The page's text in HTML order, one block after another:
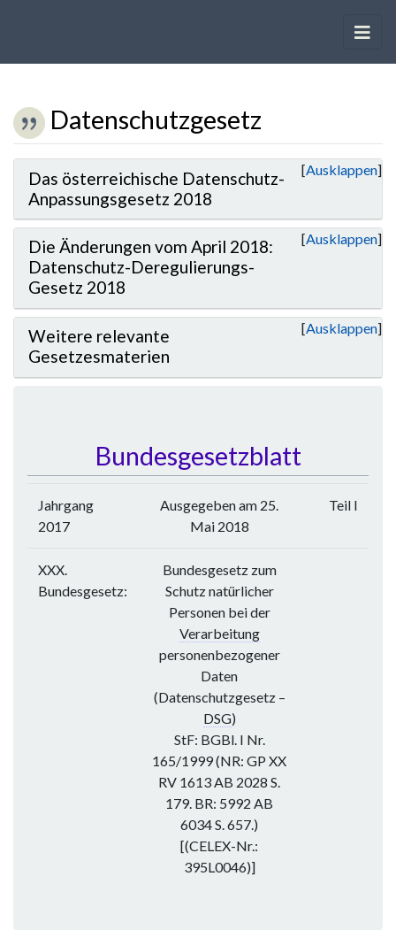
Datenschutzgesetz
Ausklappen
Das österreichische Datenschutz-
Anpassungsgesetz 2018
Ausklappen
Die Änderungen vom April 2018:
Datenschutz-Deregulierungs-
Gesetz 2018
Ausklappen
Weitere relevante
Gesetzesmaterien
Bundesgesetzblatt
Jahrgang
2017
Ausgegeben am 25.
Mai 2018
Teil I
XXX.
Bundesgesetz:
Bundesgesetz zum
Schutz natürlicher
Personen bei der
Verarbeitung
personenbezogener
Daten
(Datenschutzgesetz –
DSG)
StF: BGBl. I Nr.
165/1999 (NR: GP XX
RV 1613 AB 2028 S.
179. BR: 5992 AB
6034 S. 657.)
[(CELEX-Nr.:
395L0046)]